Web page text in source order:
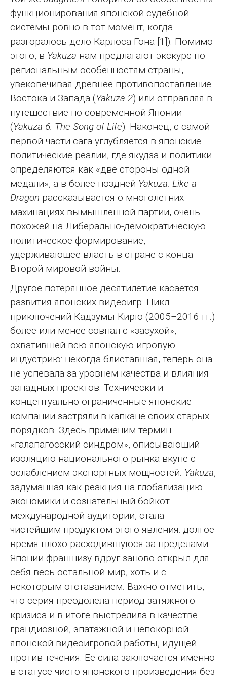
функционирования японской судебной
системы ровно в тот момент, когда
разгоралось дело Карлоса Гона [1]). Помимо
этого, в Yakuza нам предлагают экскурс по
региональным особенностям страны,
увековечивая древнее противопоставление
Востока и Запада (Yakuza 2) или отправляя в
путешествие по современной Японии
(Yakuza 6: The Song of Life). Наконец, с самой
первой части сага углубляется в японские
политические реалии, где якудза и политики
определяются как «две стороны одной
медали», а в более поздней Yakuza: Like a
Dragon рассказывается о многолетних
махинациях вымышленной партии, очень
похожей на Либерально-демократическую –
политическое формирование,
удерживающее власть в стране с конца
Второй мировой войны.
Другое потерянное десятилетие касается
развития японских видеоигр. Цикл
приключений Кадзумы Кирю (2005–2016 гг.)
более или менее совпал с «засухой»,
охватившей всю японскую игровую
индустрию: некогда блиставшая, теперь она
не успевала за уровнем качества и влияния
западных проектов. Технически и
концептуально ограниченные японские
компании застряли в капкане своих старых
порядков. Здесь применим термин
«галапагосский синдром», описывающий
изоляцию национального рынка вкупе с
ослаблением экспортных мощностей. Yakuza,
задуманная как реакция на глобализацию
экономики и сознательный бойкот
международной аудитории, стала
чистейшим продуктом этого явления: долгое
время плохо расходившуюся за пределами
Японии франшизу вдруг заново открыл для
себя весь остальной мир, хоть и с
некоторым отставанием. Важно отметить,
что серия преодолела период затяжного
кризиса и в итоге выстрелила в качестве
грандиозной, эпатажной и непокорной
японской видеоигровой работы, идущей
против течения. Ее сила заключается именно
в статусе чисто японского произведения без